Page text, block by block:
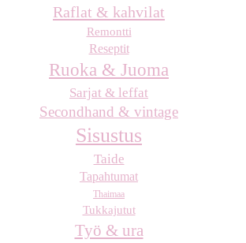
Raflat & kahvilat
Remontti
Reseptit
Ruoka & Juoma
Sarjat & leffat
Secondhand & vintage
Sisustus
Taide
Tapahtumat
Thaimaa
Tukkajutut
Työ & ura